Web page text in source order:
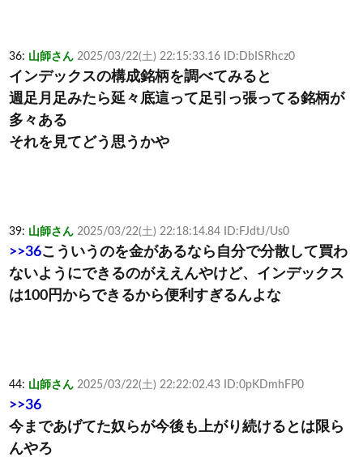
36: 山師さん 2025/03/22(土) 22:15:33.16 ID:DbISRhcz0
インデックスの構成銘柄を調べてみると
週足月足みたら延々底這って足引っ張ってる銘柄が
多々ある
それを見てどう思うかや
39: 山師さん 2025/03/22(土) 22:18:14.84 ID:FJdtJ/Us0
>>36こういうのを金があるなら自分で分散して買わ
ないようにできるのがええんやけど、インデックス
は100円からできるから便利すぎるんよな
44: 山師さん 2025/03/22(土) 22:22:02.43 ID:0pKDmhFP0
>>36
今まであげてた奴らが今後も上がり続けるとは限ら
んやろ